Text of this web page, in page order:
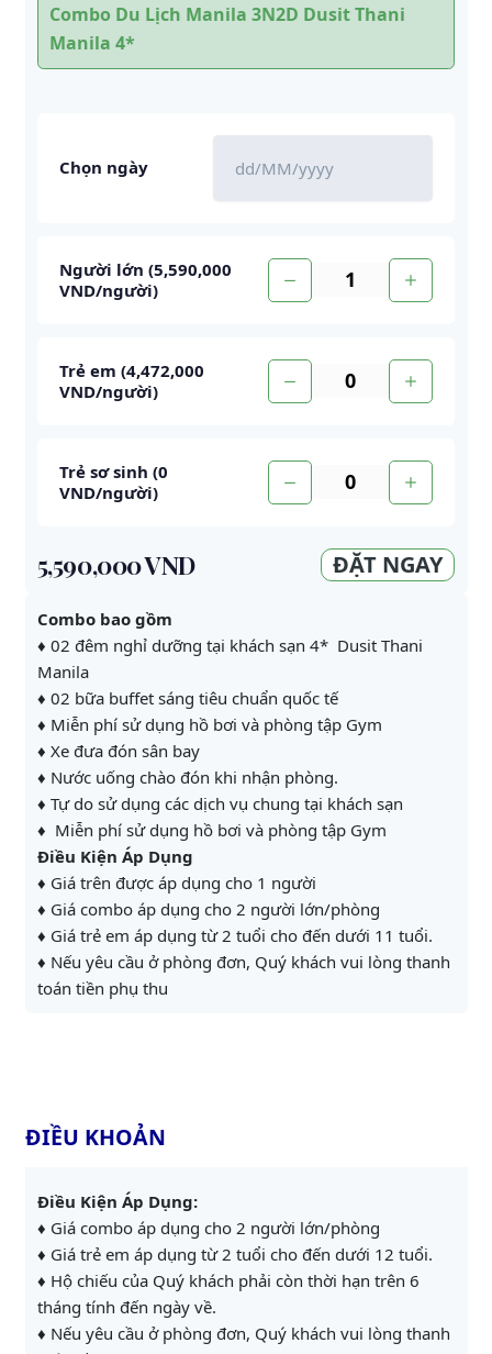
Combo Du Lịch Manila 3N2D Dusit Thani
Manila 4*
Chọn ngày
Người lớn (5,590,000
VND/người)
Trẻ em (4,472,000
VND/người)
Trẻ sơ sinh (0
VND/người)
5,590,000 VND ĐẶT NGAY
Combo bao gồm
♦ 02 đêm nghỉ dưỡng tại khách sạn 4* Dusit Thani
Manila
♦ 02 bữa buffet sáng tiêu chuẩn quốc tế
♦ Miễn phí sử dụng hồ bơi và phòng tập Gym
♦ Xe đưa đón sân bay
♦ Nước uống chào đón khi nhận phòng.
♦ Tự do sử dụng các dịch vụ chung tại khách sạn
♦ Miễn phí sử dụng hồ bơi và phòng tập Gym
Điều Kiện Áp Dụng
♦ Giá trên được áp dụng cho 1 người
♦ Giá combo áp dụng cho 2 người lớn/phòng
♦ Giá trẻ em áp dụng từ 2 tuổi cho đến dưới 11 tuổi.
♦ Nếu yêu cầu ở phòng đơn, Quý khách vui lòng thanh
toán tiền phụ thu
ĐIỀU KHOẢN
Điều Kiện Áp Dụng:
♦ Giá combo áp dụng cho 2 người lớn/phòng
♦ Giá trẻ em áp dụng từ 2 tuổi cho đến dưới 12 tuổi.
♦ Hộ chiếu của Quý khách phải còn thời hạn trên 6
tháng tính đến ngày về.
♦ Nếu yêu cầu ở phòng đơn, Quý khách vui lòng thanh